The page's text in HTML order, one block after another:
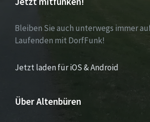
Bleiben Sie auch unterwegs immer
Laufenden mit DorfFunk!
Jetzt laden für iOS & Android
Über Altenbüren